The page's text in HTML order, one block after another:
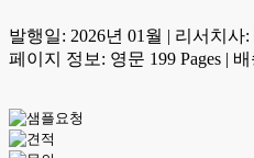
발행일: 2026년 01월 | 리서치사:
페이지 정보: 영문 199 Pages |